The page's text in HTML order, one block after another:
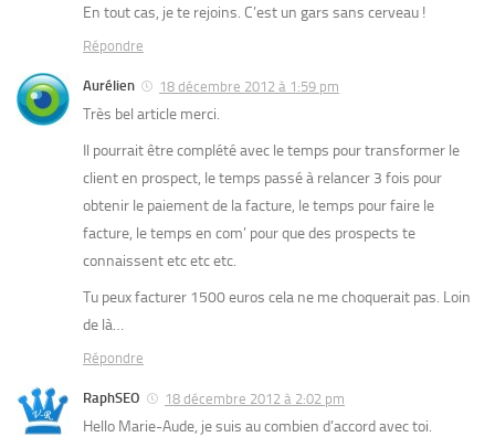
En tout cas, je te rejoins. C’est un gars sans cerveau !
Répondre
Aurélien 18 décembre 2012 à 1:59 pm
Très bel article merci.
Il pourrait être complété avec le temps pour transformer le
client en prospect, le temps passé à relancer 3 fois pour
obtenir le paiement de la facture, le temps pour faire le
facture, le temps en com’ pour que des prospects te
connaissent etc etc etc.
Tu peux facturer 1500 euros cela ne me choquerait pas. Loin
de là…
Répondre
RaphSEO 18 décembre 2012 à 2:02 pm
Hello Marie-Aude, je suis au combien d’accord avec toi.